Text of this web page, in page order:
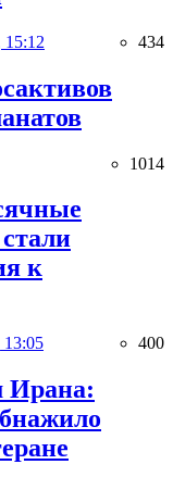
15:12 434
1014
к
13:05 400
Ирана: